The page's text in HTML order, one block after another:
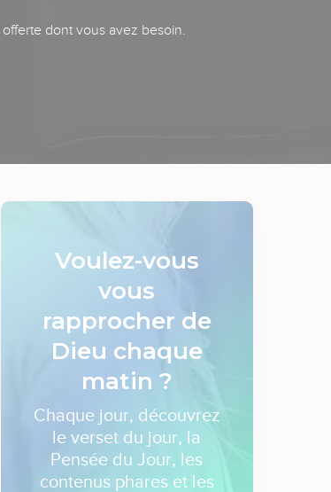
dont vous avez besoin.
Voulez-vous
vous
rapprocher de
Dieu chaque
matin ?
Chaque jour, découvrez
le verset du jour, la
Pensée du Jour, les
contenus phares et les